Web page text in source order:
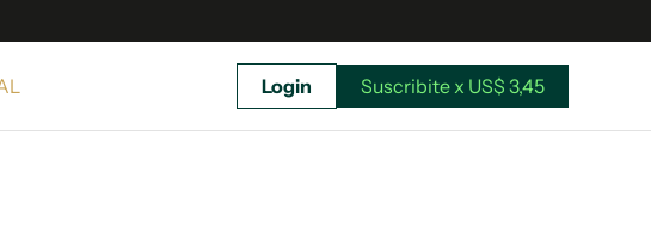
Login Suscribite x US$ 3,45